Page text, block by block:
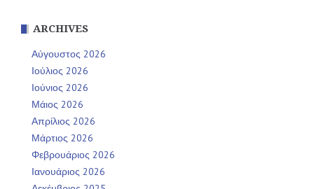
ARCHIVES
Αύγουστος 2026
Ιούλιος 2026
Ιούνιος 2026
Μάιος 2026
Απρίλιος 2026
Μάρτιος 2026
Φεβρουάριος 2026
Ιανουάριος 2026